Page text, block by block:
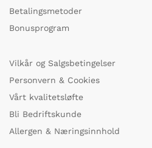
Betalingsmetoder
Bonusprogram
Vilkår og Salgsbetingelser
Personvern & Cookies
Vårt kvalitetsløfte
Bli Bedriftskunde
Allergen & Næringsinnhold